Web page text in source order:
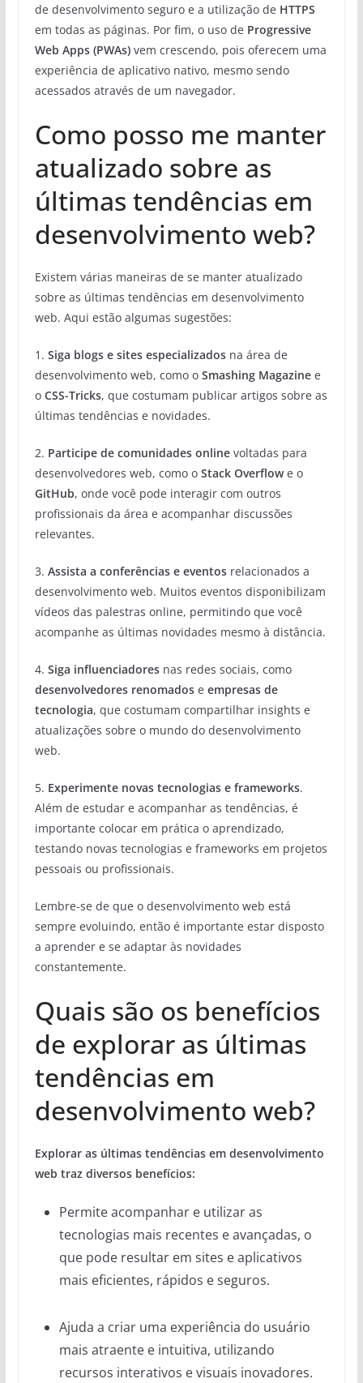
de desenvolvimento seguro e a utilização de HTTPS
em todas as páginas. Por fim, o uso de Progressive
Web Apps (PWAs)vem crescendo, pois oferecem uma
experiência de aplicativo nativo, mesmo sendo
acessados através de um navegador.
Como posso me manter
atualizado sobre as
últimas tendências em
desenvolvimento web?
Existem várias maneiras de se manter atualizado
sobre as últimas tendências em desenvolvimento
web. Aqui estão algumas sugestões:
1. Siga blogs e sites especializadosna área de
desenvolvimento web, como o Smashing Magazinee
o CSS-Tricks, que costumam publicar artigos sobre as
últimas tendências e novidades.
2. Participe de comunidades onlinevoltadas para
desenvolvedores web, como o Stack Overflowe o
GitHub, onde você pode interagir com outros
profissionais da área e acompanhar discussões
relevantes.
3. Assista a conferências e eventosrelacionados a
desenvolvimento web. Muitos eventos disponibilizam
vídeos das palestras online, permitindo que você
acompanhe as últimas novidades mesmo à distância.
4. Siga influenciadoresnas redes sociais, como
desenvolvedores renomadose empresas de
tecnologia, que costumam compartilhar insights e
atualizações sobre o mundo do desenvolvimento
web.
5. Experimente novas tecnologias e frameworks.
Além de estudar e acompanhar as tendências, é
importante colocar em prática o aprendizado,
testando novas tecnologias e frameworks em projetos
pessoais ou profissionais.
Lembre-se de que o desenvolvimento web está
sempre evoluindo, então é importante estar disposto
a aprender e se adaptar às novidades
constantemente.
Quais são os benefícios
de explorar as últimas
tendências em
desenvolvimento web?
Explorar as últimas tendências em desenvolvimento
web traz diversos benefícios:
Permite acompanhar e utilizar as
tecnologias mais recentes e avançadas, o
que pode resultar em sites e aplicativos
mais eficientes, rápidos e seguros.
Ajuda a criar uma experiência do usuário
mais atraente e intuitiva, utilizando
recursos interativos e visuais inovadores.